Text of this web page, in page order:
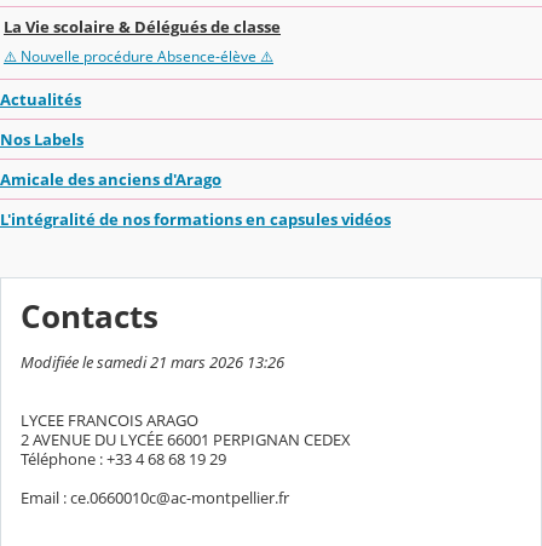
La Vie scolaire & Délégués de classe
⚠️ Nouvelle procédure Absence-élève ⚠️
Actualités
Nos Labels
Amicale des anciens d'Arago
L'intégralité de nos formations en capsules vidéos
Contacts
Modifiée le samedi 21 mars 2026 13:26
LYCEE FRANCOIS ARAGO
2 AVENUE DU LYCÉE 66001 PERPIGNAN CEDEX
Téléphone : +33 4 68 68 19 29
Email : ce.0660010c@ac-montpellier.fr